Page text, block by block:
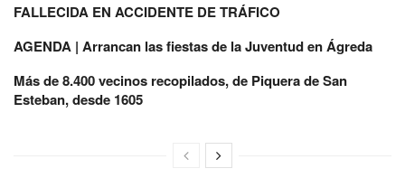
FALLECIDA EN ACCIDENTE DE TRÁFICO
AGENDA | Arrancan las fiestas de la Juventud en Ágreda
Más de 8.400 vecinos recopilados, de Piquera de San
Esteban, desde 1605